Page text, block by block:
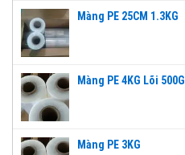
Màng PE 25CM 1.3KG
Màng PE 4KG Lõi 500G
Màng PE 3KG